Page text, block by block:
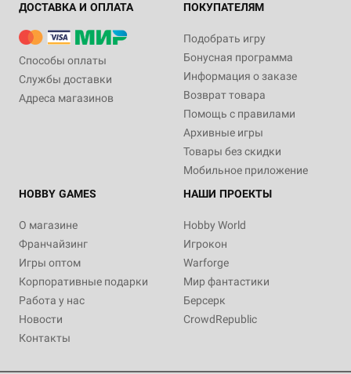
ДОСТАВКА И ОПЛАТА
Способы оплаты
Службы доставки
Адреса магазинов
ПОКУПАТЕЛЯМ
Подобрать игру
Бонусная программа
Информация о заказе
Возврат товара
Помощь с правилами
Архивные игры
Товары без скидки
Мобильное приложение
HOBBY GAMES
О магазине
Франчайзинг
Игры оптом
Корпоративные подарки
Работа у нас
Новости
Контакты
НАШИ ПРОЕКТЫ
Hobby World
Игрокон
Warforge
Мир фантастики
Берсерк
CrowdRepublic